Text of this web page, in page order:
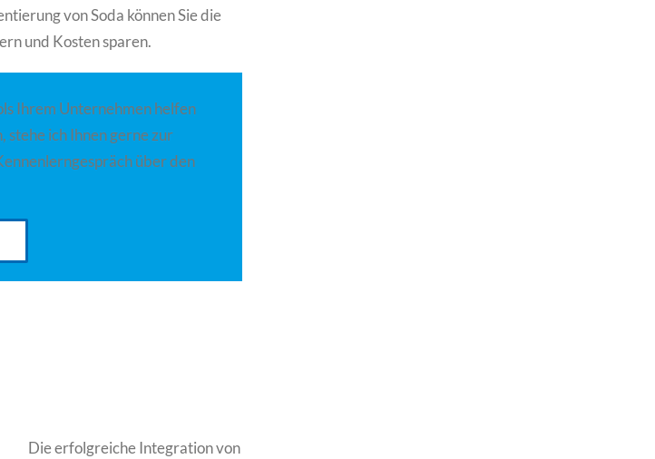
von Soda können Sie die
und Kosten sparen.
Ihrem Unternehmen helfen
ich Ihnen gerne zur
über den
Die erfolgreiche Integration von